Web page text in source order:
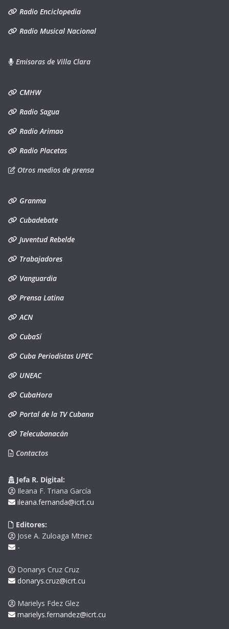
Radio Enciclopedia
Radio Musical Nacional
Emisoras de Villa Clara
CMHW
Radio Sagua
Radio Arimao
Radio Placetas
Otros medios de prensa
Granma
Cubadebate
Juventud Rebelde
Trabajadores
Vanguardia
Prensa Latina
ACN
CubaSí
Cuba Periodistas UPEC
UNEAC
CubaHora
Portal de la TV Cubana
Telecubanacán
Contactos
Jefa R. Digital:
Ileana F. Triana García
ileana.fernanda@icrt.cu
Editores:
Jose A. Zuloaga Mtnez
-
Donarys Cruz Cruz
donarys.cruz@icrt.cu
Marielys Fdez Glez
marielys.fernandez@icrt.cu